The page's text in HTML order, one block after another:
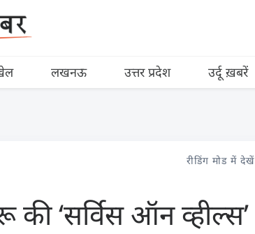
लखनऊ उत्तर प्रदेश उर्दू ख़बरें
रीडिंग मोड में देखें
‘सर्विस ऑन व्हील्स’